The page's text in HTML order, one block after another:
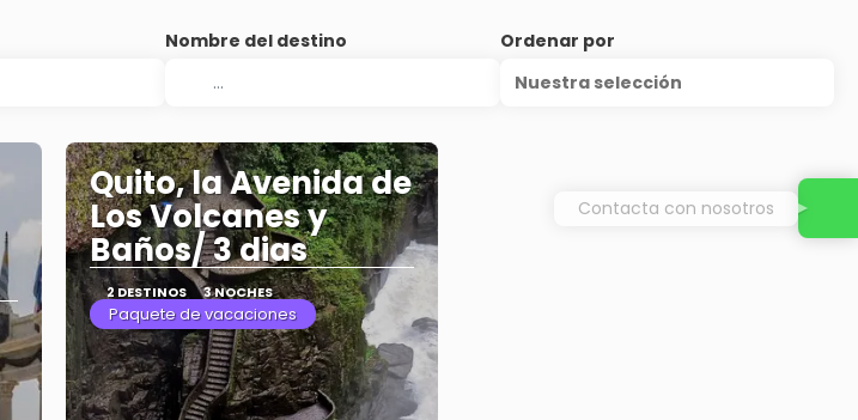
Nombre del destino
Ordenar por
Nuestra selección
Quito, la Avenida de
Los Volcanes y
Baños/ 3 dias
2 DESTINOS 3 NOCHES
Paquete de vacaciones
Contacta con nosotros